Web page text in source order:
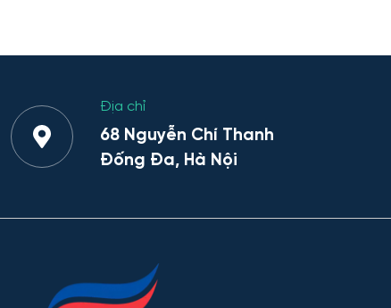
Địa chỉ
68 Nguyễn Chí Thanh
Đống Đa, Hà Nội